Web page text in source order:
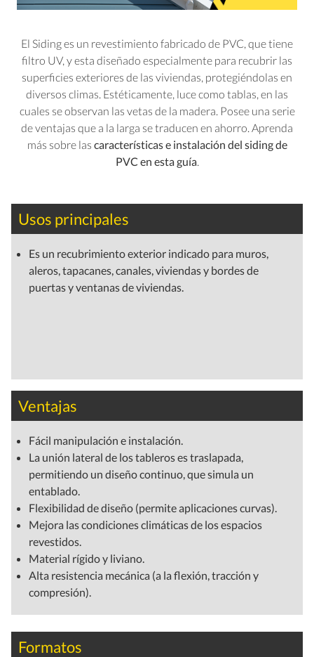
El Siding es un revestimiento fabricado de PVC, que tiene
filtro UV, y esta diseñado especialmente para recubrir las
superficies exteriores de las viviendas, protegiéndolas en
diversos climas. Estéticamente, luce como tablas, en las
cuales se observan las vetas de la madera. Posee una serie
de ventajas que a la larga se traducen en ahorro. Aprenda
más sobre las características e instalación del siding de
PVC en esta guía.
Usos principales
Es un recubrimiento exterior indicado para muros,
aleros, tapacanes, canales, viviendas y bordes de
puertas y ventanas de viviendas.
Ventajas
Fácil manipulación e instalación.
La unión lateral de los tableros es traslapada,
permitiendo un diseño continuo, que simula un
entablado.
Flexibilidad de diseño (permite aplicaciones curvas).
Mejora las condiciones climáticas de los espacios
revestidos.
Material rígido y liviano.
Alta resistencia mecánica (a la flexión, tracción y
compresión).
Formatos